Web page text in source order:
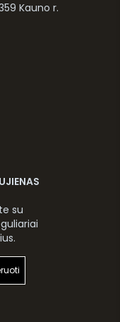
Kauno r.
su